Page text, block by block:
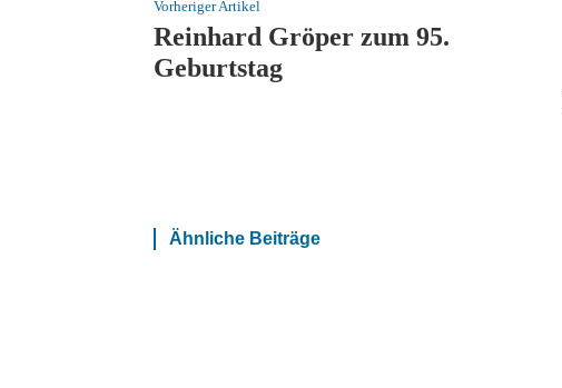
Vorheriger Artikel
Reinhard Gröper zum 95.
Geburtstag
Ähnliche Beiträge